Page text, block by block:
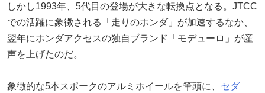
しかし1993年、5代目の登場が大きな転換点となる。JTCC
での活躍に象徴される「走りのホンダ」が加速するなか、
翌年にホンダアクセスの独自ブランド「モデューロ」が産
声を上げたのだ。
象徴的な5本スポークのアルミホイールを筆頭に、 セダ